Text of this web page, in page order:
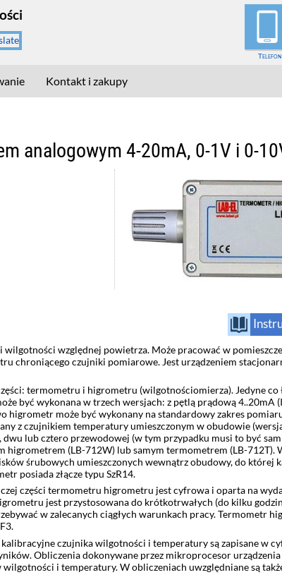
Telefon
Kontakt i zakupy
analogowym 4-20mA, 0-1V i 0-
względnej powietrza. Może pracować w
chroniącego czujniki pomiarowe. Jest urządzeniem
termometru i higrometru (wilgotnościomierza). Jedyne co
być wykonana w trzech wersjach: z pętlą prądową 4..20mA
może być wykonany na standardowy zakres
z czujnikiem temperatury umieszczonym w obudowie
lub cztero przewodowej (w tym przypadku musi to być
higrometrem (LB-712W) lub samym termometrem (LB-712T).
śrubowych umieszczonych wewnątrz obudowy, do której
posiada złącze typu SzR14.
części termometru higrometru jest cyfrowa i oparta na
jest przystosowana do krótkotrwałych (do kilku
w zalecanych ciągłych warunkach pracy. Termometr
czujnika wilgotności i temperatury są zapisane w
Obliczenia dokonywane przez mikroprocesor
i temperatury. W obliczeniach uwzględniane są